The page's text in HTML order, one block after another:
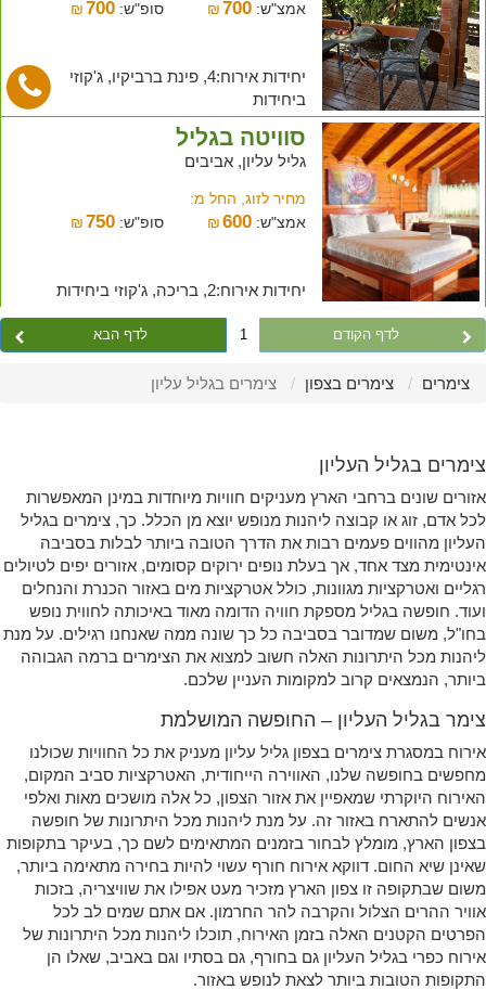
אמצ"ש: ₪700 סופ"ש: ₪ 700
יחידות אירוח:4, פינת ברביקיו, ג'קוזי
ביחידות
סוויטה בגליל
גליל עליון, אביבים
מחיר לזוג, החל מ:
אמצ"ש:
₪600 סופ"ש: ₪ 750
יחידות אירוח:2, בריכה, ג'קוזי ביחידות
לדף הקודם 1 לדף הבא
צימרים צימרים בצפון צימרים בגליל עליון
צימרים בגליל העליון
אזורים שונים ברחבי הארץ מעניקים חוויות מיוחדות במינן המאפשרות
לכל אדם, זוג או קבוצה ליהנות מנופש יוצא מן הכלל. כך, צימרים בגליל
העליון מהווים פעמים רבות את הדרך הטובה ביותר לבלות בסביבה
אינטימית מצד אחד, אך בעלת נופים ירוקים קסומים, אזורים יפים לטיולים
רגליים ואטרקציות מגוונות, כולל אטרקציות מים באזור הכנרת והנחלים
ועוד. חופשה בגליל מספקת חוויה הדומה מאוד באיכותה לחווית נופש
בחו"ל, משום שמדובר בסביבה כל כך שונה ממה שאנחנו רגילים. על מנת
ליהנות מכל היתרונות האלה חשוב למצוא את הצימרים ברמה הגבוהה
ביותר, הנמצאים קרוב למקומות העניין שלכם.
צימר בגליל העליון – החופשה המושלמת
אירוח במסגרת צימרים בצפון גליל עליון מעניק את כל החוויות שכולנו
מחפשים בחופשה שלנו, האווירה הייחודית, האטרקציות סביב המקום,
האירוח היוקרתי שמאפיין את אזור הצפון, כל אלה מושכים מאות ואלפי
אנשים להתארח באזור זה. על מנת ליהנות מכל היתרונות של חופשה
בצפון הארץ, מומלץ לבחור בזמנים המתאימים לשם כך, בעיקר בתקופות
שאינן שיא החום. דווקא אירוח חורף עשוי להיות בחירה מתאימה ביותר,
משום שבתקופה זו צפון הארץ מזכיר מעט אפילו את שוויצריה, בזכות
אוויר ההרים הצלול והקרבה להר החרמון. אם אתם שמים לב לכל
הפרטים הקטנים האלה בזמן האירוח, תוכלו ליהנות מכל היתרונות של
אירוח כפרי בגליל העליון גם בחורף, גם בסתיו וגם באביב, שאלו הן
התקופות הטובות ביותר לצאת לנופש באזור.